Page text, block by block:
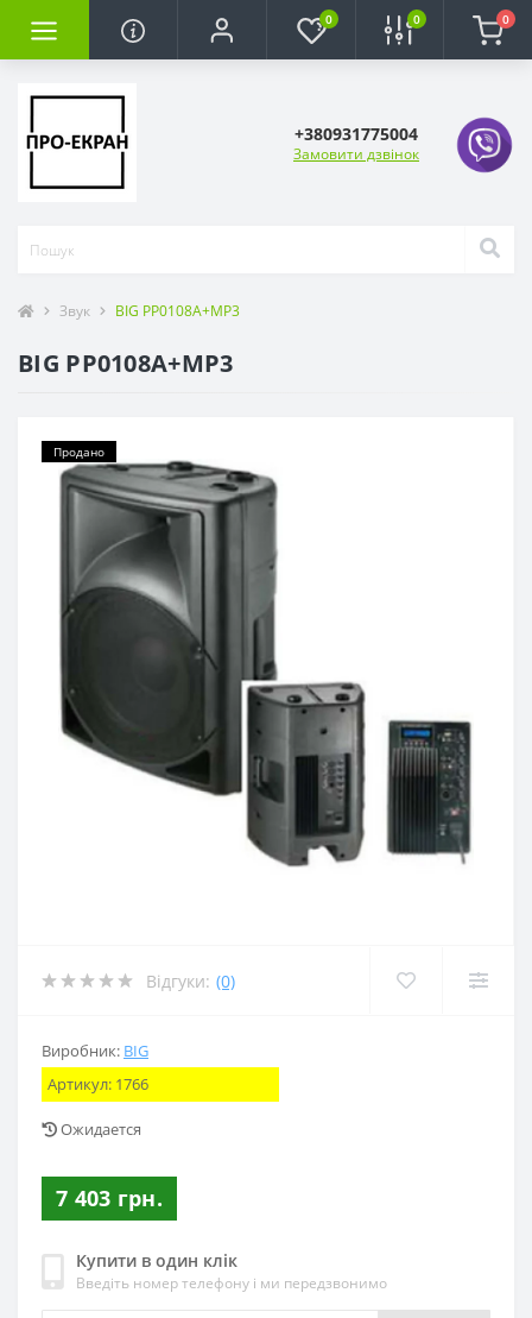
0 0 0
+380931775004
Замовити дзвінок
Звук BIG PP0108A+MP3
BIG PP0108A+MP3
Продано
Відгуки: (0)
Виробник: BIG
Артикул: 1766
Ожидается
7 403 грн.
Купити в один клік
Введіть номер телефону і ми передзвонимо